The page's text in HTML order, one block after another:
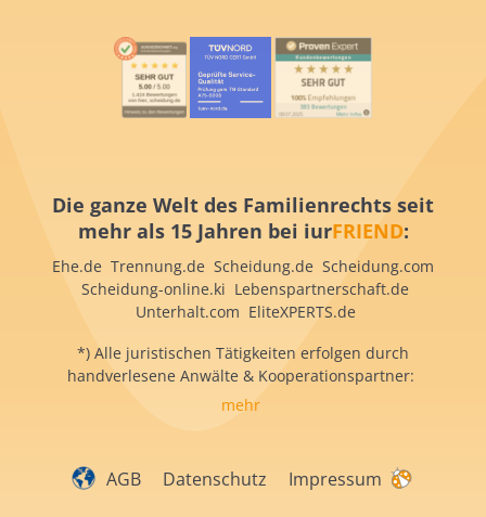
Die ganze Welt des Familienrechts seit
mehr als 15 Jahren bei iurFRIEND:
Ehe.de Trennung.de Scheidung.de Scheidung.com
Scheidung-online.ki Lebenspartnerschaft.de
Unterhalt.com EliteXPERTS.de
*) Alle juristischen Tätigkeiten erfolgen durch
handverlesene Anwälte & Kooperationspartner:
mehr
AGB Datenschutz Impressum